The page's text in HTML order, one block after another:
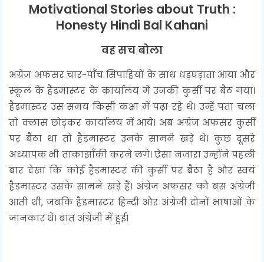
Motivational Stories about Truth :
Honesty Hindi Bal Kahani
वह सच बोला
अंग्रेज अफसर चार-पाँच सिपाहियों के साथ धड़घड़ाता आया और
स्कूल के हैडमास्टर के कार्यालय में उनकी कुर्सी पर बैठ गया।
हैडमास्टर उस समय किसी कक्षा में पढ़ा रहे थे। उन्हें पता चला
तो क्लास छोड़कर कार्यालय में आये। अब अंग्रेज अफसर कुर्सी
पर बैठा था तो हैडमास्टर उनके सामने खड़े थे। कुछ दूसरे
अध्यापक भी ताकाझाँकी करने लगे। ऐसा नजारा उन्होंने पहली
बार देखा कि कोई हैडमास्टर की कुर्सी पर बैठा है और स्वयं
हैडमास्टर उसके सामने खड़े हैं। अंग्रेज अफसर को बस अंग्रेजी
आती थी, जबकि हैडमास्टर हिन्दी और अंग्रेजी दोनों भाषाओं के
जानकार थे। बात अंग्रेजी में हुई।